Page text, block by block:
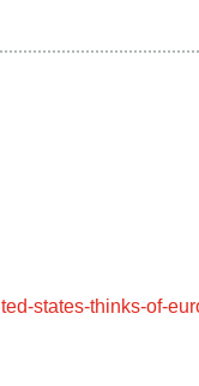
states-thinks-of-